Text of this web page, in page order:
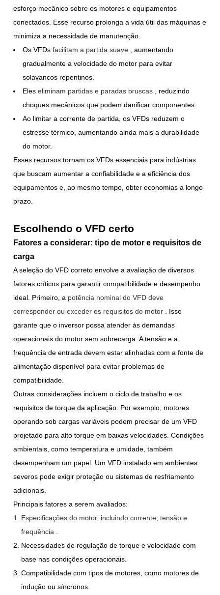
esforço mecânico sobre os motores e equipamentos
conectados. Esse recurso prolonga a vida útil das máquinas e
minimiza a necessidade de manutenção.
Os VFDs facilitam a partida suave
, aumentando
gradualmente a velocidade do motor para evitar
solavancos repentinos.
Eles eliminam partidas e paradas bruscas
, reduzindo
choques mecânicos que podem danificar componentes.
Ao limitar a corrente de partida, os VFDs reduzem o
estresse térmico, aumentando ainda mais a durabilidade
do motor.
Esses recursos tornam os VFDs essenciais para indústrias
que buscam aumentar a confiabilidade e a eficiência dos
equipamentos e, ao mesmo tempo, obter economias a longo
prazo.
Escolhendo o VFD certo
Fatores a considerar: tipo de motor e requisitos de
carga
A seleção do VFD correto envolve a avaliação de diversos
fatores críticos para garantir compatibilidade e desempenho
ideal. Primeiro, a potência nominal do VFD deve
corresponder ou exceder os requisitos do motor
. Isso
garante que o inversor possa atender às demandas
operacionais do motor sem sobrecarga. A tensão e a
frequência de entrada devem estar alinhadas com a fonte de
alimentação disponível para evitar problemas de
compatibilidade.
Outras considerações incluem o ciclo de trabalho e os
requisitos de torque da aplicação. Por exemplo, motores
operando sob cargas variáveis podem precisar de um VFD
projetado para alto torque em baixas velocidades. Condições
ambientais, como temperatura e umidade, também
desempenham um papel. Um VFD instalado em ambientes
severos pode exigir proteção ou sistemas de resfriamento
adicionais.
Principais fatores a serem avaliados:
Especificações do motor, incluindo corrente, tensão e
frequência
Necessidades de regulação de torque e velocidade com
base nas condições operacionais.
Compatibilidade com tipos de motores, como motores de
indução ou síncronos.